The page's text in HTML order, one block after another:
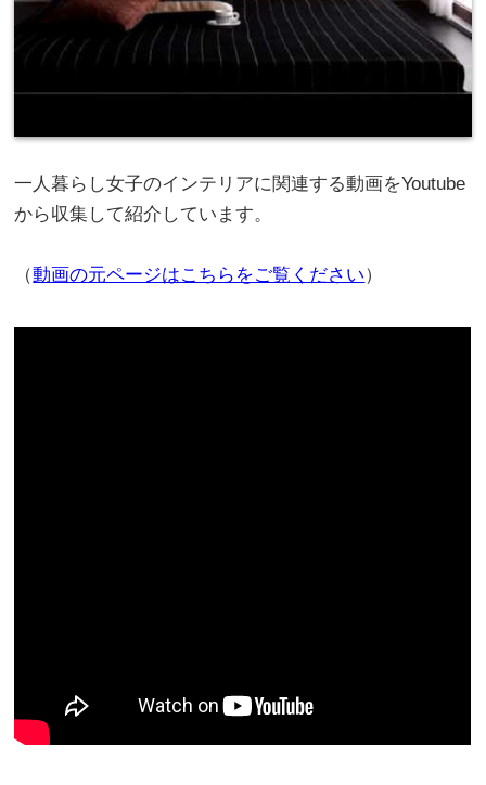
一人暮らし女子のインテリアに関連する動画をYoutube
から収集して紹介しています。
（動画の元ページはこちらをご覧ください）